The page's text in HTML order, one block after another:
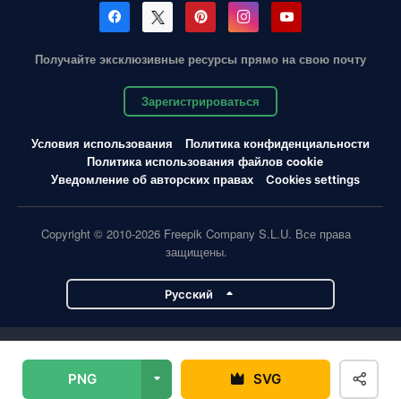
PNG SVG
Получайте эксклюзивные ресурсы прямо на свою почту
Зарегистрироваться
Условия использования
Политика конфиденциальности
Политика использования файлов cookie
Уведомление об авторских правах
Cookies settings
Copyright © 2010-2026 Freepik Company S.L.U. Все права
защищены.
Pусский
Slidesgo